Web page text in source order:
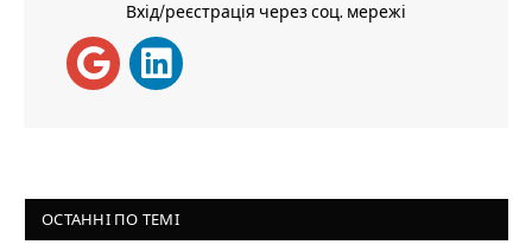
Вхід/реєстрація через соц. мережі
ОСТАННІ ПО ТЕМІ